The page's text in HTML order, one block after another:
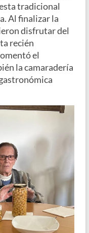
tradicional
Al finalizar la
disfrutar del
recién
el
la camaradería